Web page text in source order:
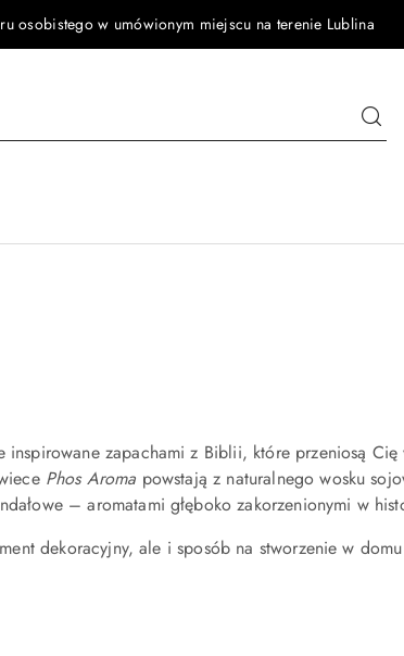
osobistego w umówionym miejscu na terenie Lublina
inspirowane zapachami z Biblii, które przeniosą
Phos Aroma powstają z naturalnego wosku
– aromatami głęboko zakorzenionymi w
dekoracyjny, ale i sposób na stworzenie w